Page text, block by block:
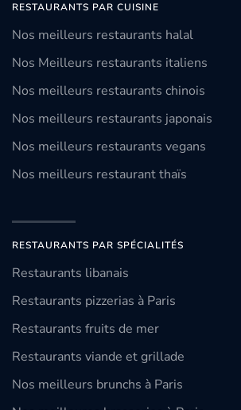
RESTAURANTS PAR CUISINE
Nos meilleurs restaurants halal
Nos Meilleurs restaurants italiens
Nos meilleurs restaurants chinois
Nos meilleurs restaurants japonais
Nos meilleurs restaurants vegans
Nos meilleurs restaurant thaïs
RESTAURANTS PAR SPÉCIALITÉS
Restaurants libanais
Restaurants pizzerias à Paris
Restaurants fruits de mer
Restaurants viande et grillade
Nos meilleurs brunchs à Paris